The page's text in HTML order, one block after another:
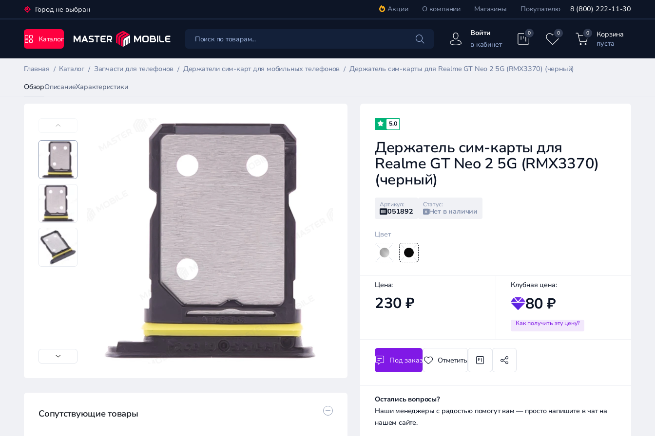
Город не выбран Акции О компании Магазины Покупателю 8 (800) 222-11-30
Каталог
Войти
в кабинет
0 0 0
Корзина
пуста
Главная Каталог Запчасти для телефонов Держатели сим-карт для мобильных телефонов
Держатель сим-карты для Realme GT Neo 2 5G (RMX3370) (черный)
ОбзорОписаниеХарактеристики
Сопутствующие товары
5.0
Держатель сим-карты для
Realme GT Neo 2 5G (RMX3370)
(черный)
Артикул:
051892
Статус:
Нет в наличии
Цвет
Цена:
230 ₽
Клубная цена:
80 ₽
Как получить эту цену?
Под заказ Отметить
Остались вопросы?
Наши менеджеры с радостью помогут вам — просто напишите в чат на
нашем сайте.